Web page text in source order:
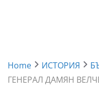
Home ИСТОРИЯ
ГЕНЕРАЛ ДАМЯН